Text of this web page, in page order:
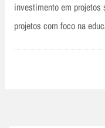
investimento em
projetos com foco na